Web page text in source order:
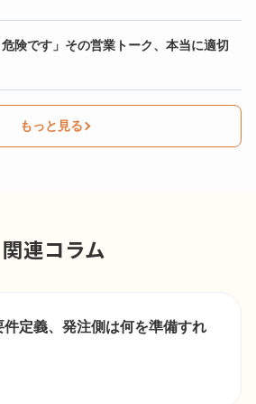
危険です」その営業トーク、本当に適切
もっと見る
関連コラム
定義、発注側は何を準備すれ